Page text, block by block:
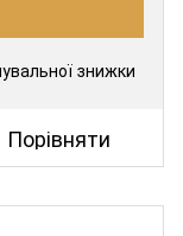
знижки
Порівняти